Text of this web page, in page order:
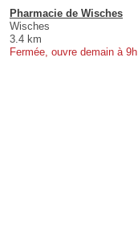
Pharmacie de Wisches
Wisches
3.4 km
Fermée, ouvre demain à 9h